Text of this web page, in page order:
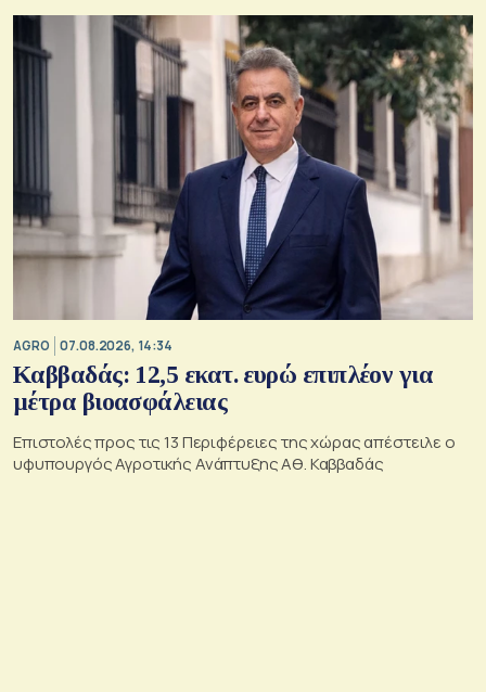
AGRO 07.08.2026, 14:34
Καββαδάς: 12,5 εκατ. ευρώ επιπλέον για
μέτρα βιοασφάλειας
Επιστολές προς τις 13 Περιφέρειες της χώρας απέστειλε ο
υφυπουργός Αγροτικής Ανάπτυξης Αθ. Καββαδάς